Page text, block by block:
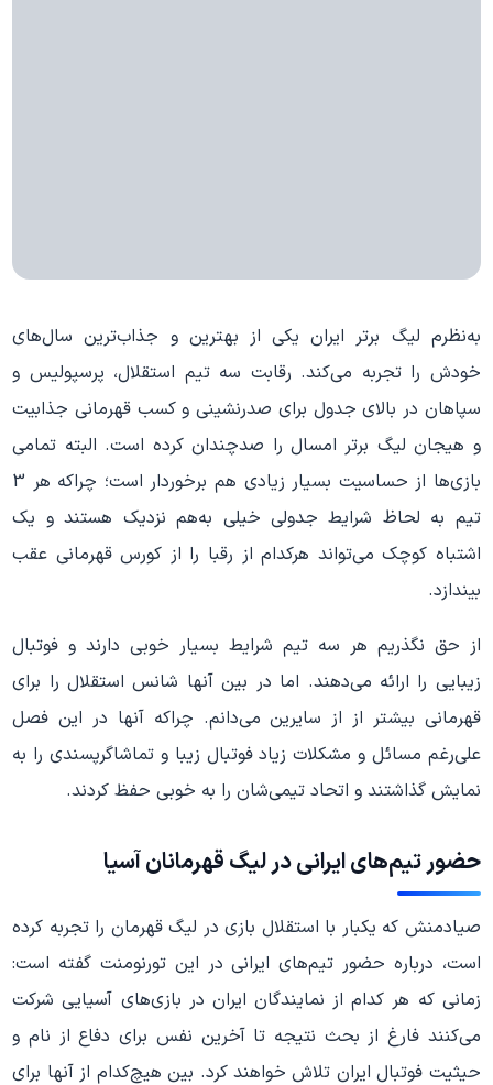
به‌نظرم لیگ برتر ایران یکی از بهترین و جذاب‌ترین سال‌های
خودش را تجربه می‌کند. رقابت سه تیم استقلال، پرسپولیس و
سپاهان در بالای جدول برای صدرنشینی و کسب قهرمانی جذابیت
و هیجان لیگ برتر امسال را صدچندان کرده است. البته تمامی
بازی‌ها از حساسیت بسیار زیادی هم برخوردار است؛ چراکه هر 3
تیم به لحاظ شرایط جدولی خیلی به‌هم نزدیک هستند و یک
اشتباه کوچک می‌تواند هر‌کدام از رقبا را از کورس قهرمانی عقب
بیندازد.
از حق نگذریم هر سه تیم شرایط بسیار خوبی دارند و فوتبال
زیبایی را ارائه می‌دهند. اما در بین آنها شانس استقلال را برای
قهرمانی بیشتر از از سایرین می‌دانم. چراکه آنها در این فصل
علی‌رغم مسائل و مشکلات زیاد فوتبال زیبا و تماشاگر‌پسندی را به
نمایش گذاشتند و اتحاد تیمی‌شان را به خوبی حفظ کردند.
حضور تیم‌های ایرانی در لیگ قهرمانان آسیا
صیادمنش که یکبار با استقلال بازی در لیگ قهرمان را تجربه کرده
است، درباره حضور تیم‌های ایرانی در این تورنومنت گفته است:
زمانی‌ که هر کدام از نمایندگان ایران در بازی‌های آسیایی شرکت
می‌کنند فارغ از بحث نتیجه تا آخرین نفس برای دفاع از نام و
حیثیت فوتبال ایران تلاش خواهند کرد. بین هیچ‌‌کدام از آنها برای